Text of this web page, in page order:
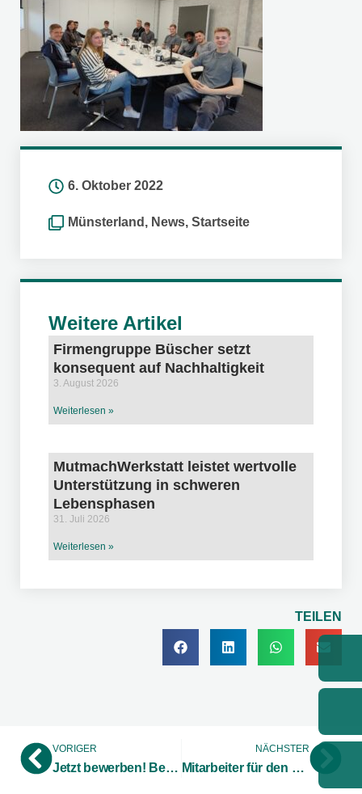
6. Oktober 2022
Münsterland , News, Startseite
Weitere Artikel
Firmengruppe Büscher setzt
konsequent auf Nachhaltigkeit
3. August 2026
Weiterlesen »
MutmachWerkstatt leistet wertvolle
Unterstützung in schweren
Lebensphasen
31. Juli 2026
Weiterlesen »
TEILEN
VORIGER
Jetzt bewerben! Bereits zum 11. Mal findet das Duale Orientierungspraktikum Technik (DOP) im Kreis Borken statt
NÄCHSTER
Mitarbeiter für den Digitalen Wandel qualifizieren – Fortsetzung für „Digital Maker“ in 2023